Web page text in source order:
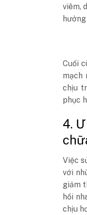
viêm,
Cuối
mạch
chịu
phục
4.
Việc
với
giảm
hồi
chịu